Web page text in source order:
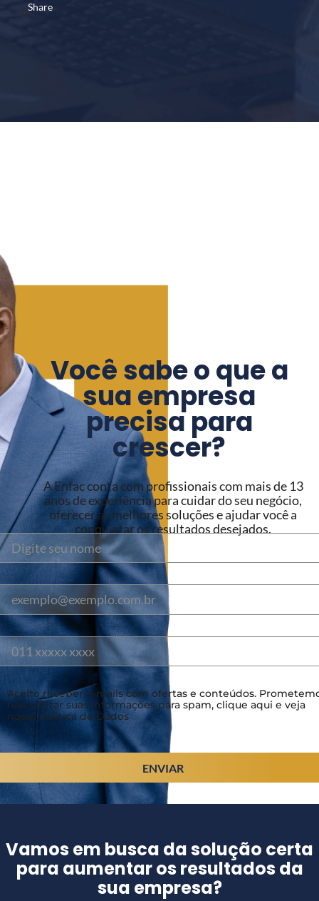
Share
Você sabe o que a
sua empresa
precisa para
crescer?
A Enfac conta com profissionais com mais de 13
anos de experiência para cuidar do seu negócio,
oferecer as melhores soluções e ajudar você a
conquistar os resultados desejados.
Aceito receber e-mails com ofertas e conteúdos.
não utilizar suas informações para spam, clique aqui e veja
nossa Política de Dados
Vamos em busca da solução certa
para aumentar os resultados da
sua empresa?